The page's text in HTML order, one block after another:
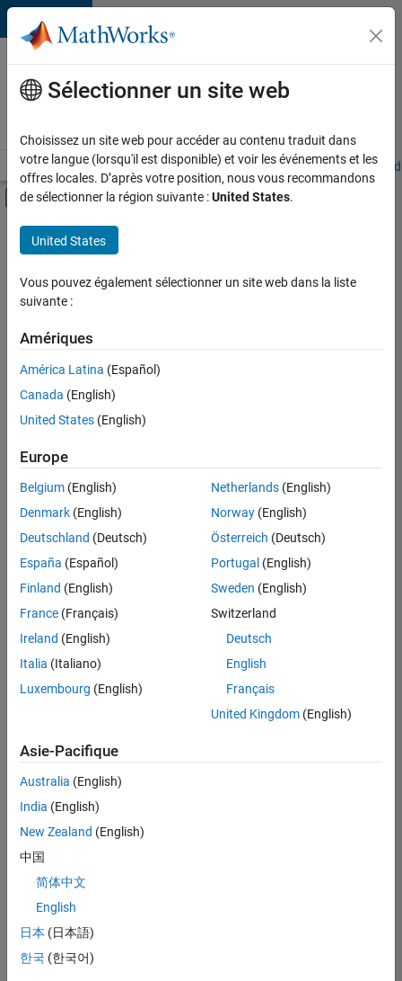
Passer au contenu
Votre
carrière
chez
Accueil Explorer nos opportunités Adresses de nos bureaux
Activer/désactiver l'affichage du menu
Contenu principal
FILTRER PAR
Stages
Programme destiné aux nouvelles carrières (EDG)
Technologies de l’information
Actuellement,
aucune
offre
d'emploi
correspondant
à vos
critères
de
recherche.
Vous
pouvez
élargir
votre
recherche
ou
afficher
l’ensemble
d'emploi.
malgré
tout
vous
trouvez
pas
d'offre
corresponde
à vos
Sélectionner un site web
Choisissez un site web pour accéder au contenu traduit dans
votre langue (lorsqu'il est disponible) et voir les événements et les
offres locales. D’après votre position, nous vous recommandons
de sélectionner la région suivante :United States.
United States
Vous pouvez également sélectionner un site web dans la liste
suivante :
Amériques
América Latina (Español)
Canada (English)
United States (English)
Europe
Belgium (English)
Denmark (English)
Deutschland (Deutsch)
España (Español)
Finland (English)
France (Français)
Ireland (English)
Italia (Italiano)
Luxembourg (English)
Netherlands(English)
Norway(English)
Österreich (Deutsch)
Portugal (English)
Sweden (English)
Switzerland
Deutsch
English
Français
United Kingdom(English)
Asie-Pacifique
Australia (English)
India (English)
New Zealand (English)
中国
简体中文
English
日本 (日本語)
한국 (한국어)